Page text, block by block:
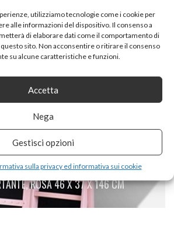
utilizziamo tecnologie come i cookie per
alle informazioni del dispositivo. Il consenso a
di elaborare dati come il comportamento di
questo sito. Non acconsentire o ritirare il consenso
su alcune caratteristiche e funzioni.
Accetta
Nega
Gestisci opzioni
sulla privacy ed informativa sui cookie
GRANDE IN METALLO NERO –
PER OMBRELLI E BASTONI DA
PER INTERNI (COLORE: NERO,
DIMENSIONI: L60CM נW20CM נH60CM)
NEXT ARTICLE
SPECCHIERA ORGANIZZATORE CON
CON SPECCHIO, PORTAGIOIE
ROSA 46 X 37 X 146 CM